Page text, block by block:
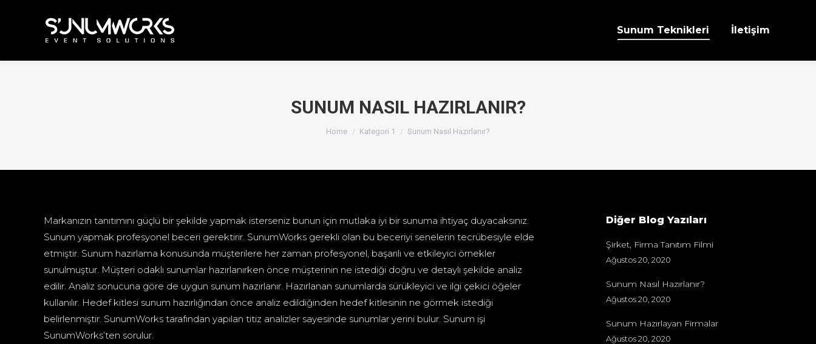
Sunum Teknikleri İletişim
SUNUM NASIL HAZIRLANIR?
You are here:
Home Kategori 1 Sunum Nasıl Hazırlanır?
Markanızın tanıtımını güçlü bir şekilde yapmak isterseniz bunun için mutlaka iyi bir sunuma ihtiyaç duyacaksınız.
Sunum yapmak profesyonel beceri gerektirir. SunumWorks gerekli olan bu beceriyi senelerin tecrübesiyle elde
etmiştir. Sunum hazırlama konusunda müşterilere her zaman profesyonel, başarılı ve etkileyici örnekler
sunulmuştur. Müşteri odaklı sunumlar hazırlanırken önce müşterinin ne istediği doğru ve detaylı şekilde analiz
edilir. Analiz sonucuna göre de uygun sunum hazırlanır. Hazırlanan sunumlarda sürükleyici ve ilgi çekici öğeler
kullanılır. Hedef kitlesi sunum hazırlığından önce analiz edildiğinden hedef kitlesinin ne görmek istediği
belirlenmiştir. SunumWorks tarafından yapılan titiz analizler sayesinde sunumlar yerini bulur. Sunum işi
SunumWorks’ten sorulur.
Diğer Blog Yazıları
Şirket, Firma Tanıtım Filmi
Ağustos 20, 2020
Sunum Nasıl Hazırlanır?
Ağustos 20, 2020
Sunum Hazırlayan Firmalar
Ağustos 20, 2020